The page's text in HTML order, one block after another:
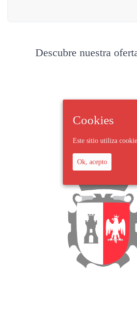
Descubre nuestra
Cookies
Este sitio utiliza
Ok, acepto